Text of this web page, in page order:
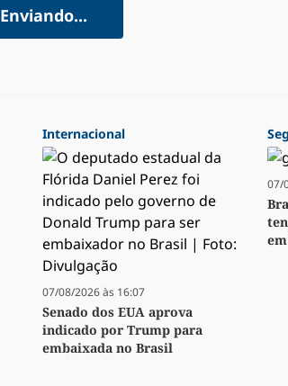
Enviando...
Internacional
07/08/2026 às 16:07
Senado dos EUA aprova
indicado por Trump para
embaixada no Brasil
07/